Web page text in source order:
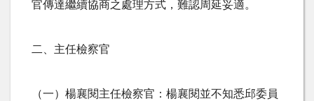
官傳達繼續協商之處理方式，難認周延妥適。
二、主任檢察官
（一）楊襄閱主任檢察官：楊襄閱並不知悉邱委員